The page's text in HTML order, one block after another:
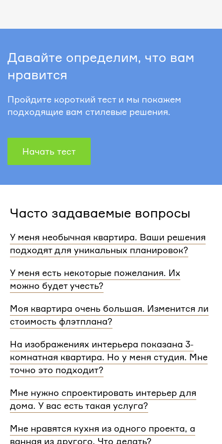
Давайте определим, что вам
нравится
Пройдите короткий тест и мы покажем
подходящие вам стилевые решения.
Начать тест
Часто задаваемые вопросы
У меня необычная квартира. Ваши решения
подходят для уникальных планировок?
планировки и учтем особенности вашей
квартиры.
У меня есть некоторые пожелания. Их
можно будет учесть?
согласуем с вами планировочное решение,
расстановку мебели и важные детали. Вы
дизайнером Flatplan
Моя квартира очень большая. Изменится ли
стоимость флэтплана?
площади. Однако если у вас многоэтажный дом
или квартира, нужно будет купить флэтплан для
каждого этажа.
На изображениях интерьера показана 3-
комнатная квартира. Но у меня студия. Мне
точно это подходит?
и учитываем все детали. Любой стиль интерьера
на нашем сайте может быть адаптирован для
количеством комнат
Мне нужно спроектировать интерьер для
дома. У вас есть такая услуга?
квартир, но и для домов. Стоимость также не
зависит от площади. Однако если у вас в доме
Мне нравятся кухня из одного проекта, а
ванная из другого. Что делать?